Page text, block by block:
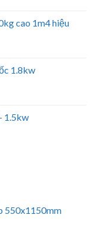
cao 1m4 hiệu
1.8kw
1.5kw
550x1150mm